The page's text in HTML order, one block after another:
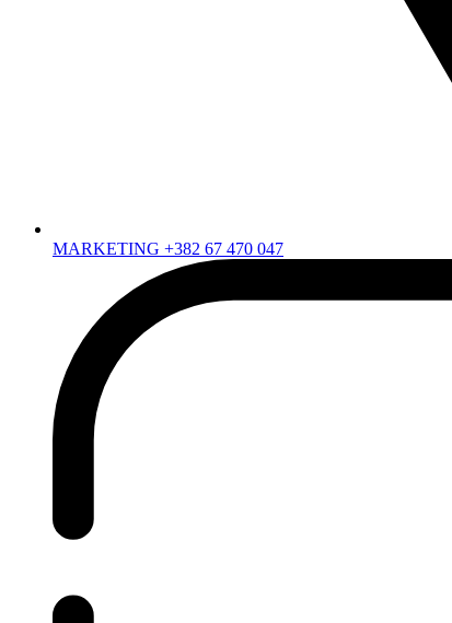
MARKETING +382 67 470 047